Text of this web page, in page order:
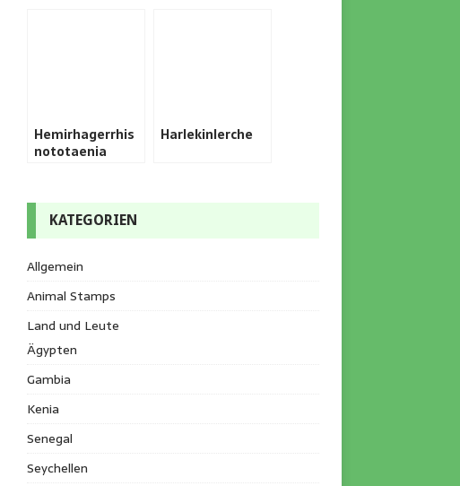
Hemirhagerrhis
nototaenia
Harlekinlerche
KATEGORIEN
Allgemein
Animal Stamps
Land und Leute
Ägypten
Gambia
Kenia
Senegal
Seychellen